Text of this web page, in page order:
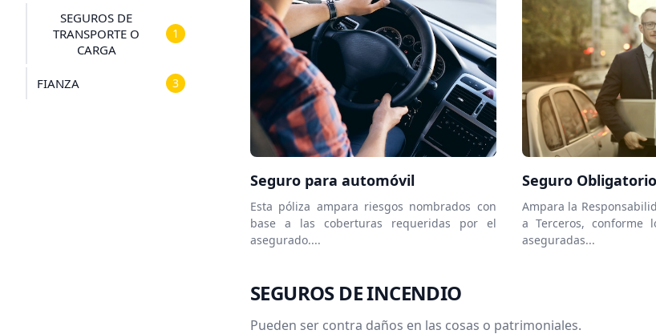
SEGUROS DE
TRANSPORTE O
CARGA
1
FIANZA 3
Seguro para automóvil
Esta póliza ampara riesgos nombrados con
base a las coberturas requeridas por el
asegurado....
Seguro
Ampara la
a Terceros, conforme
aseguradas...
SEGUROS DE INCENDIO
Pueden ser contra daños en las cosas o patrimoniales.